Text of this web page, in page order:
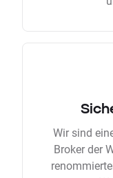
Wir sind
Broker der